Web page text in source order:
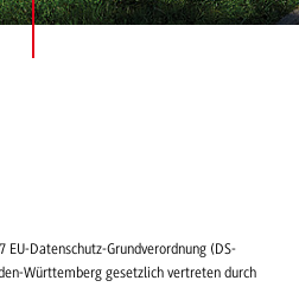
Datenschutz-Grundverordnung (DS-
Württemberg gesetzlich vertreten durch